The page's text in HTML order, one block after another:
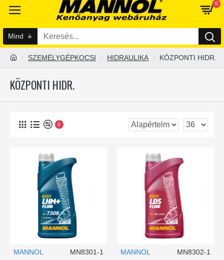
0
Mind
SZEMÉLYGÉPKOCSI HIDRAULIKA KÖZPONTI HIDR.
KÖZPONTI HIDR.
0
MANNOL MN8301-1 MANNOL MN8302-1